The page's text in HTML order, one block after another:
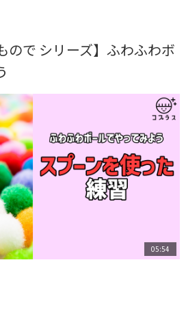
ので シリーズ】ふわふわボ
05:54